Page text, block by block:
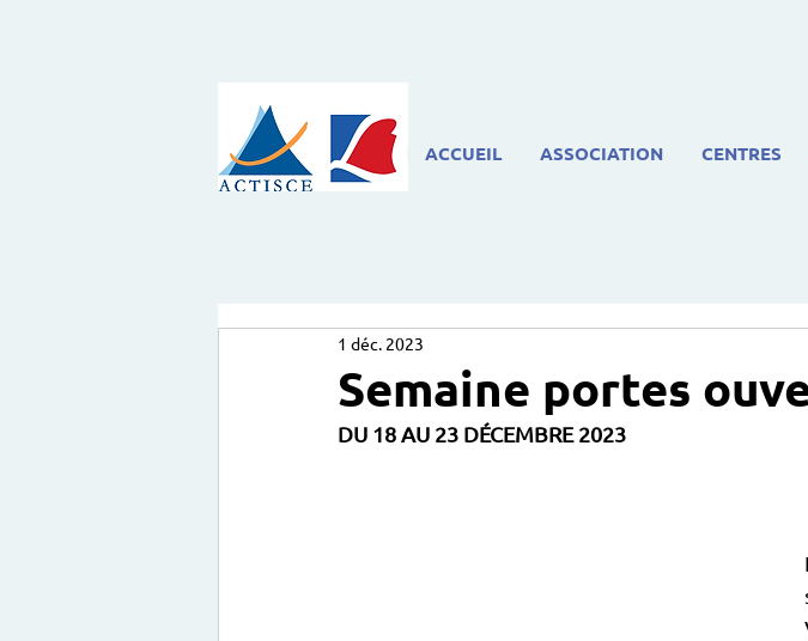
ACCUEIL ASSOCIATION CENTRES
Semaine portes
1 déc. 2023
DU 18 AU 23 DÉCEMBRE 2023